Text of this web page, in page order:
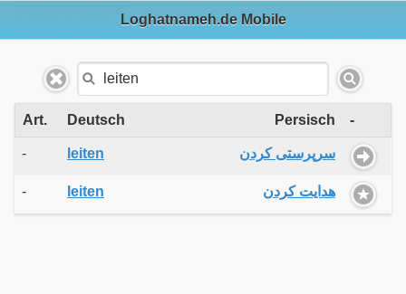
Loghatnameh.de Mobile
Art. Deutsch Persisch -
- leiten سرپرستی کردن
- leiten هدایت کردن